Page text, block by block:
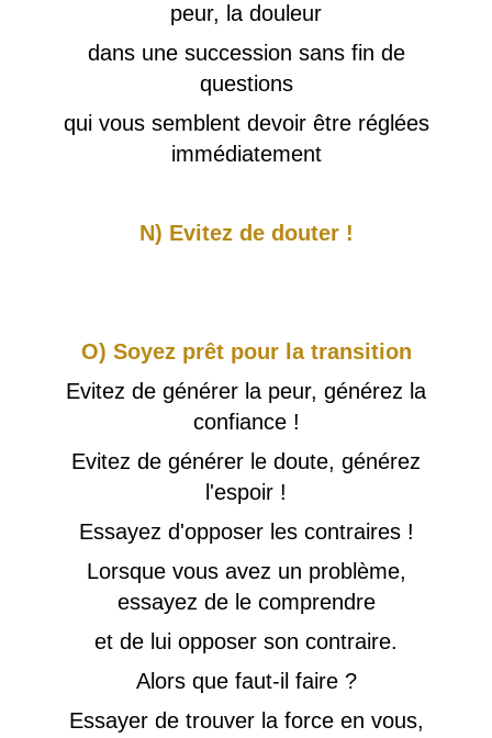
peur, la douleur
dans une succession sans fin de
questions
qui vous semblent devoir être réglées
immédiatement
N) Evitez de douter !
O) Soyez prêt pour la transition
Evitez de générer la peur, générez la
confiance !
Evitez de générer le doute, générez
l'espoir !
Essayez d'opposer les contraires !
Lorsque vous avez un problème,
essayez de le comprendre
et de lui opposer son contraire.
Alors que faut-il faire ?
Essayer de trouver la force en vous,